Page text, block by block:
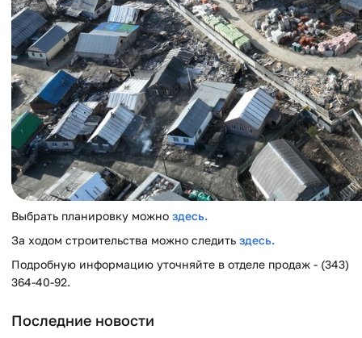
Выбрать планировку можно здесь.
За ходом строительства можно следить здесь.
Подробную информацию уточняйте в отделе продаж - (343)
364-40-92.
Последние новости